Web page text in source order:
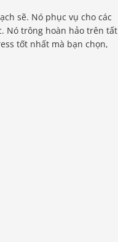
sẽ. Nó phục vụ cho các
Nó trông hoàn hảo trên tất
tốt nhất mà bạn chọn,